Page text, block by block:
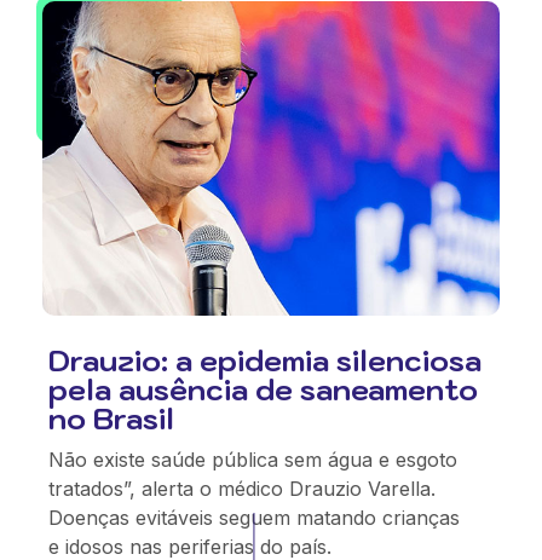
Drauzio: a epidemia silenciosa
pela ausência de saneamento
no Brasil
Não existe saúde pública sem água e esgoto
tratados”, alerta o médico Drauzio Varella.
Doenças evitáveis seguem matando crianças
e idosos nas periferias do país.